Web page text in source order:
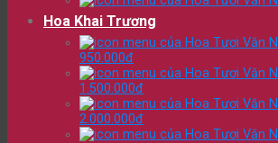
Hoa Khai Trương
950.000đ
1.500.000đ
2.000.000đ